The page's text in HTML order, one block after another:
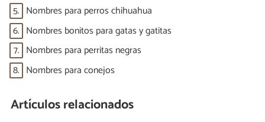
5. Nombres para perros chihuahua
6. Nombres bonitos para gatas y gatitas
7. Nombres para perritas negras
8. Nombres para conejos
Artículos relacionados